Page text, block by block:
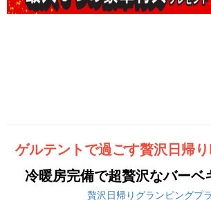
ゲルテントで過ごす贅沢日帰
冷暖房完備で超贅沢なバーベ
贅沢日帰りグランピングプ